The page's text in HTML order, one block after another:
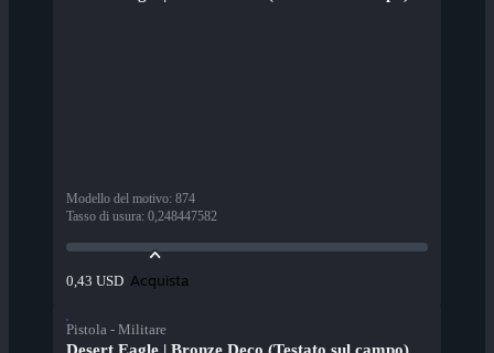
Modello del motivo: 874
Tasso di usura: 0,248447582
0,43 USD Acquista
Pistola - Militare